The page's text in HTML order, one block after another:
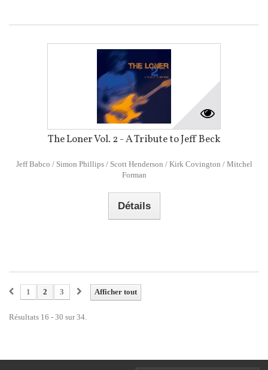
The Loner Vol. 2 - A Tribute to Jeff Beck
Jeff Babco / Simon Phillips / Scott Henderson / Kirk Covington / Mitchel
Forman
Détails
Afficher tout
1 2 3
Résultats 16 - 30 sur 34.